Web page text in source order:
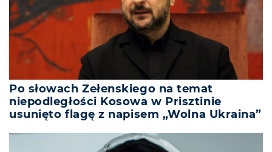
Po słowach Zełenskiego na temat
niepodległości Kosowa w Prisztinie
usunięto flagę z napisem „Wolna Ukraina”